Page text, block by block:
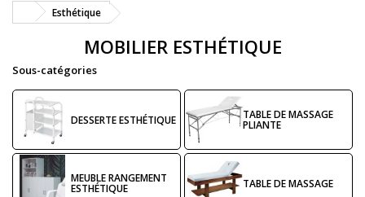
Esthétique
MOBILIER ESTHÉTIQUE
Sous-catégories
DESSERTE ESTHÉTIQUE TABLE DE MASSAGE
PLIANTE
MEUBLE RANGEMENT
ESTHÉTIQUE TABLE DE MASSAGE